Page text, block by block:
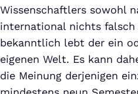
Wissenschaftlers sowohl
international nichts falsch
bekanntlich lebt der ein
eigenen Welt. Es kann
die Meinung derjenigen